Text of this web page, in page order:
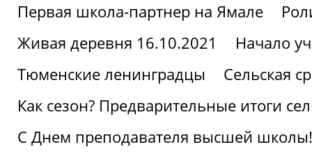
Первая школа-партнер на Ямале
Живая деревня 16.10.2021
Начало
Тюменские ленинградцы
Сельская
Как сезон? Предварительные итоги
С Днем преподавателя высшей школы!